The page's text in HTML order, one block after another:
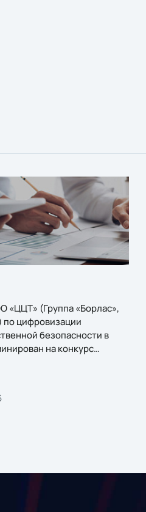
«ЦЦТ» (Группа «Борлас»,
по цифровизации
безопасности в
на конкурс